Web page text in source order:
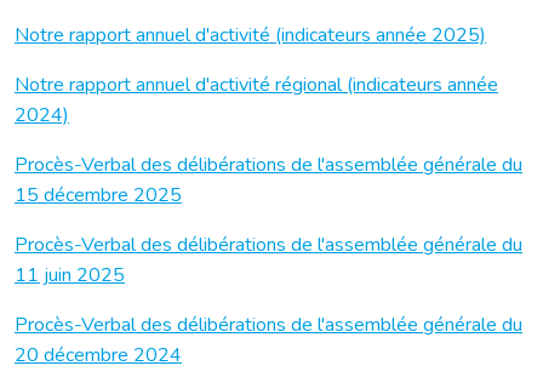
Notre rapport annuel d'activité (indicateurs année 2025)
Notre rapport annuel d'activité régional (indicateurs année
2024)
Procès-Verbal des délibérations de l'assemblée générale du
15 décembre 2025
Procès-Verbal des délibérations de l'assemblée générale du
11 juin 2025
Procès-Verbal des délibérations de l'assemblée générale du
20 décembre 2024